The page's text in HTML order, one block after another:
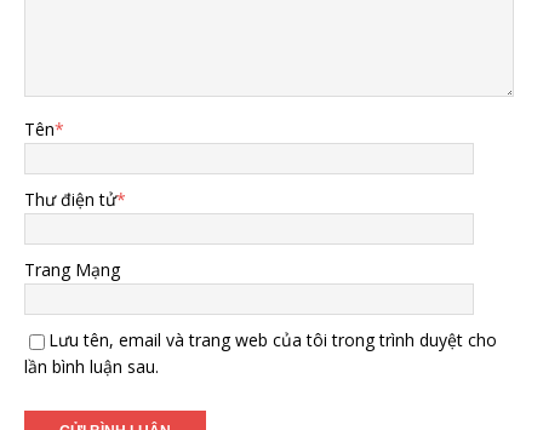
Tên*
Thư điện tử*
Trang Mạng
Lưu tên, email và trang web của tôi trong trình duyệt cho
lần bình luận sau.